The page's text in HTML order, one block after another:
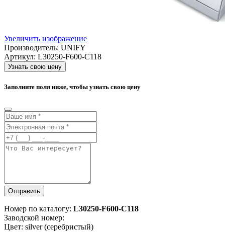
Увеличить изображение
Производитель: UNIFY
Артикул: L30250-F600-C118
Узнать свою цену
Заполните поля ниже, чтобы узнать свою цену
Отправить
Номер по каталогу: L30250-F600-C118
Заводской номер:
Цвет: silver (серебристый)